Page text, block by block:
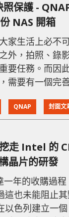
保護 -
NAS 開箱
家生活上必不
外，拍照、錄
要任務。而因
需要有一個完
等)，不過公共
，就是個人私
台的私密保安大
NAS
QNAP 封面文
走 Intel 的
晶片的研發
一年的收購過
這也未能阻止
以色列建立一